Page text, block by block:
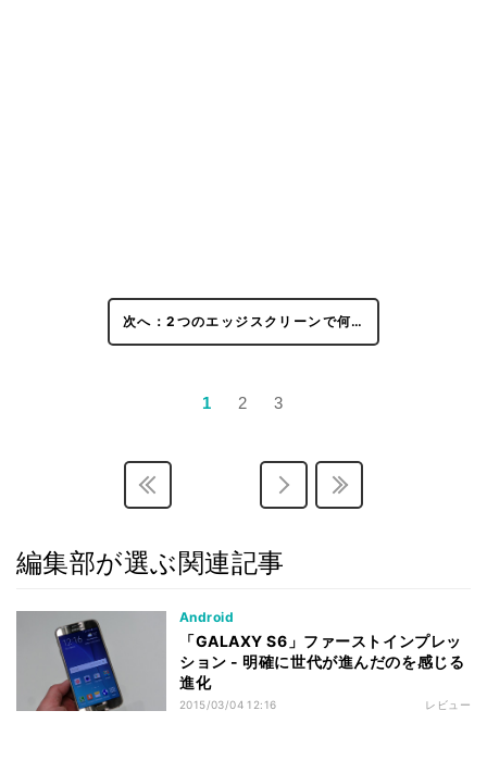
次へ：2つのエッジスクリーンで何…
1 2 3
編集部が選ぶ関連記事
Android
「GALAXY S6」ファーストインプレッ
ション - 明確に世代が進んだのを感じる
進化
2015/03/04 12:16 レビュー